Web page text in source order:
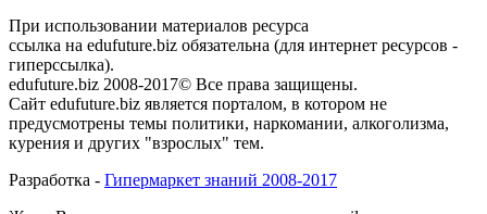
При использовании материалов ресурса
ссылка на edufuture.biz обязательна (для интернет ресурсов -
гиперссылка).
edufuture.biz 2008-2017© Все права защищены.
Сайт edufuture.biz является порталом, в котором не
предусмотрены темы политики, наркомании, алкоголизма,
курения и других "взрослых" тем.
Разработка - Гипермаркет знаний 2008-2017